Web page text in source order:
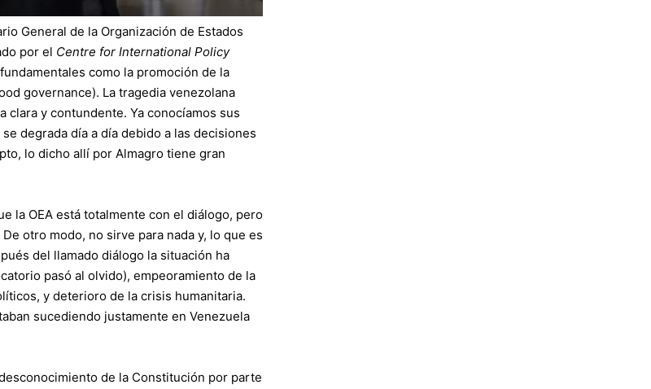
General de la Organización de Estados
por el Centre for International Policy
como la promoción de la
governance). La tragedia venezolana
clara y contundente. Ya conocíamos sus
degrada día a día debido a las decisiones
lo dicho allí por Almagro tiene gran
la OEA está totalmente con el diálogo, pero
otro modo, no sirve para nada y, lo que es
del llamado diálogo la situación ha
pasó al olvido), empeoramiento de la
y deterioro de la crisis humanitaria.
sucediendo justamente en Venezuela
de la Constitución por parte